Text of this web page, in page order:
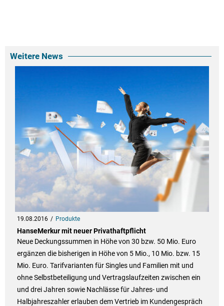
Weitere News
19.08.2016 Produkte
HanseMerkur mit neuer Privathaftpflicht
Neue Deckungssummen in Höhe von 30 bzw. 50 Mio. Euro
ergänzen die bisherigen in Höhe von 5 Mio., 10 Mio. bzw. 15
Mio. Euro. Tarifvarianten für Singles und Familien mit und
ohne Selbstbeteiligung und Vertragslaufzeiten zwischen ein
und drei Jahren sowie Nachlässe für Jahres- und
Halbjahreszahler erlauben dem Vertrieb im Kundengespräch